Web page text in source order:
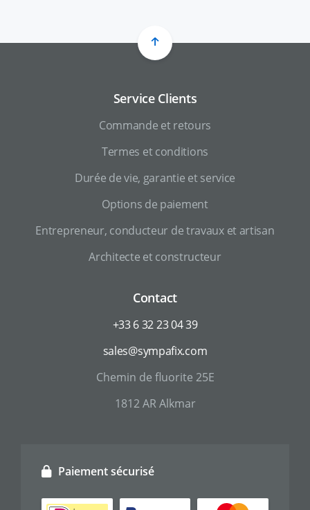
Service Clients
Commande et retours
Termes et conditions
Durée de vie, garantie et service
Options de paiement
Entrepreneur, conducteur de travaux et artisan
Architecte et constructeur
Contact
+33 6 32 23 04 39
sales@sympafix.com
Chemin de fluorite 25E
1812 AR Alkmar
Paiement sécurisé